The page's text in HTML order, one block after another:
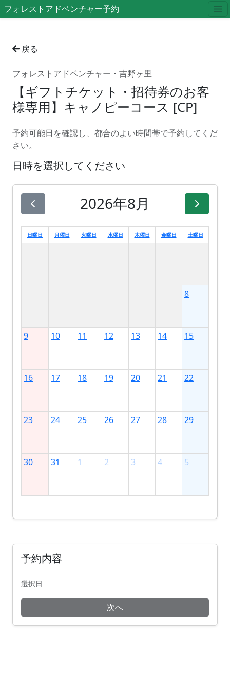
フォレストアドベンチャー予約
戻る
フォレストアドベンチャー・吉野ヶ里
【ギフトチケット・招待券のお客
様専用】キャノピーコース [CP]
予約可能日を確認し、都合のよい時間帯で予約してくだ
さい。
日時を選択してください
2026年8月
日曜日 月曜日 火曜日 水曜日 木曜日 金曜日 土曜日
8
9 10 11 12 13 14 15
16 17 18 19 20 21 22
23 24 25 26 27 28 29
30 31 1 2 3 4 5
予約内容
選択日
次へ